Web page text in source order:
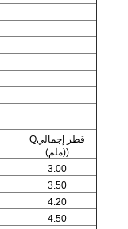
Qقطر إجمالي
((ملم)
3.00
3.50
4.20
4.50